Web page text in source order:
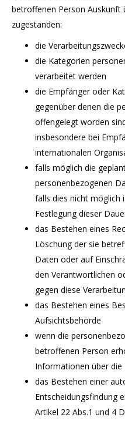
betroffenen Person
zugestanden:
die
die Kategorien
verarbeitet werden
die Empfänger oder
gegenüber denen die
offengelegt worden
insbesondere bei
internationalen
falls möglich die
personenbezogenen
falls dies nicht möglich
Festlegung dieser
das Bestehen eines
Löschung der sie
Daten oder auf
den Verantwortlichen
gegen diese
das Bestehen eines
Aufsichtsbehörde
wenn die
betroffenen Person
Informationen über
das Bestehen einer
Entscheidungsfindung
Artikel 22 Abs.1 und 4